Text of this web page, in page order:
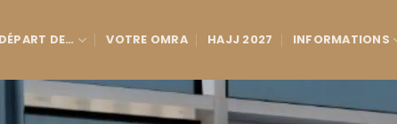
DE… VOTRE OMRA HAJJ 2027 INFORMATIONS